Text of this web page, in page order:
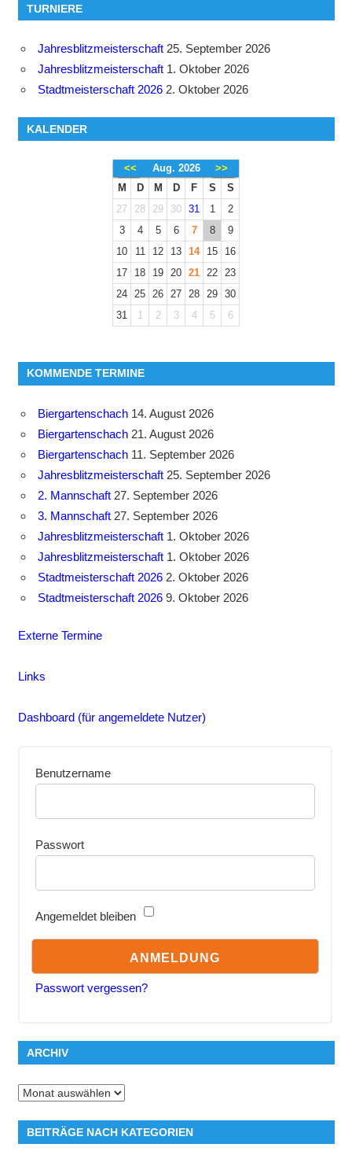
TURNIERE
Jahresblitzmeisterschaft 25. September 2026
Jahresblitzmeisterschaft 1. Oktober 2026
Stadtmeisterschaft 2026 2. Oktober 2026
KALENDER
<< Aug. 2026
>>
M
D M D F S
S
27
28 29 30 31 1
2
3
4 5 6 7 8
9
10
11 12 13 14 15
16
17
18 19 20 21 22
23
24
25 26 27 28 29 30
31
1 2 3 4 5 6
KOMMENDE TERMINE
Biergartenschach 14. August 2026
Biergartenschach 21. August 2026
Biergartenschach 11. September 2026
Jahresblitzmeisterschaft 25. September 2026
2. Mannschaft 27. September 2026
3. Mannschaft 27. September 2026
Jahresblitzmeisterschaft 1. Oktober 2026
Jahresblitzmeisterschaft 1. Oktober 2026
Stadtmeisterschaft 2026 2. Oktober 2026
Stadtmeisterschaft 2026 9. Oktober 2026
Externe Termine
Links
Dashboard (für angemeldete Nutzer)
Benutzername
Passwort
Angemeldet bleiben
Passwort vergessen?
ARCHIV
Archiv
BEITRÄGE NACH KATEGORIEN